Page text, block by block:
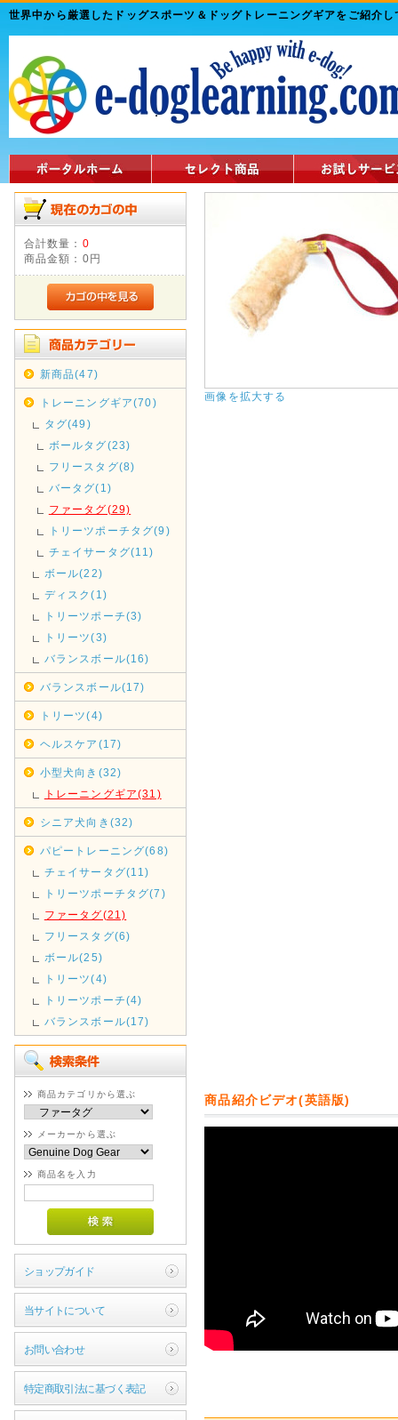
世界中から厳選したドッグスポーツ＆ドッグトレーニングギアをご紹介
合計数量： 0
商品金額： 0円
新商品(47)
トレーニングギア(70)
タグ(49)
ボールタグ(23)
フリースタグ(8)
バータグ(1)
ファータグ(29)
トリーツポーチタグ(9)
チェイサータグ(11)
ボール(22)
ディスク(1)
トリーツポーチ(3)
トリーツ(3)
バランスボール(16)
バランスボール(17)
トリーツ(4)
ヘルスケア(17)
小型犬向き(32)
トレーニングギア(31)
シニア犬向き(32)
パピートレーニング(68)
チェイサータグ(11)
トリーツポーチタグ(7)
ファータグ(21)
フリースタグ(6)
ボール(25)
トリーツ(4)
トリーツポーチ(4)
バランスボール(17)
商品カテゴリから選ぶ
メーカーから選ぶ
商品名を入力
ショップガイド
当サイトについて
お問い合わせ
特定商取引法に基づく表記
画像を拡大する
商品紹介ビデオ(英語版)